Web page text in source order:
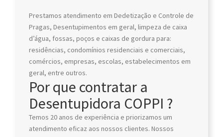
Prestamos atendimento em Dedetização e Controle de
Pragas, Desentupimentos em geral, limpeza de caixa
d’água, fossas, poços e caixas de gordura para:
residências, condomínios residenciais e comerciais,
comércios, empresas, escolas, estabelecimentos em
geral, entre outros.
Por que contratar a
Desentupidora COPPI ?
Temos 20 anos de experiência e priorizamos um
atendimento eficaz aos nossos clientes. Nossos